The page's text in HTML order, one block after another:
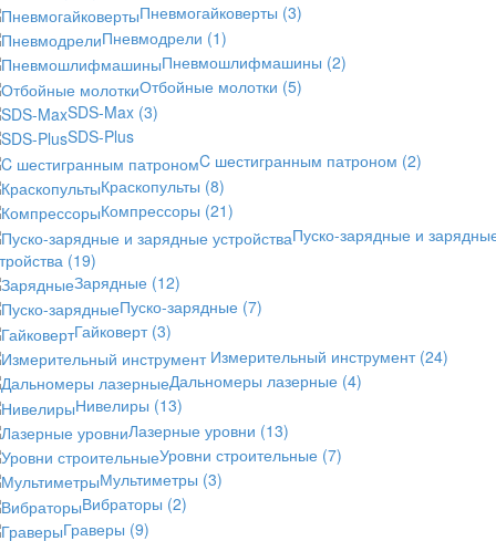
Пневмогайковерты (3)
Пневмодрели (1)
Пневмошлифмашины (2)
Отбойные молотки (5)
SDS-Max (3)
SDS-Plus
C шестигранным патроном (2)
Краскопульты (8)
Компрессоры (21)
Пуско-зарядные и
(19)
Зарядные (12)
Пуско-зарядные (7)
Гайковерт (3)
Измерительный инструмент (24)
Дальномеры лазерные (4)
Нивелиры (13)
Лазерные уровни (13)
Уровни строительные (7)
Мультиметры (3)
Вибраторы (2)
Граверы (9)